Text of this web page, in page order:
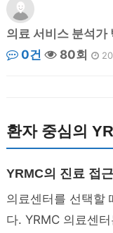
의료 서비스 분석가
0건
80회
환자 중심의
YRMC의 진료 접
의료센터를 선택할
다. YRMC 의료센